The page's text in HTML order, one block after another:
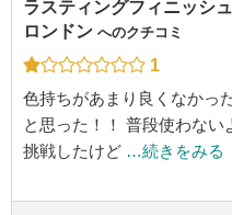
ラスティングフィニッシ
ロンドン へのクチコミ
1
色持ちがあまり良くなかっ
と思った！！ 普段使わない
挑戦したけど …続きをみる